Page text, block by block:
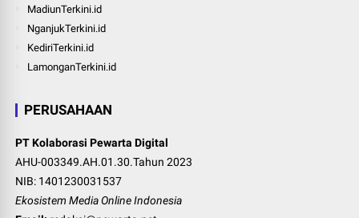
MadiunTerkini.id
NganjukTerkini.id
KediriTerkini.id
LamonganTerkini.id
PERUSAHAAN
PT Kolaborasi Pewarta Digital
AHU-003349.AH.01.30.Tahun 2023
NIB: 1401230031537
Ekosistem Media Online Indonesia